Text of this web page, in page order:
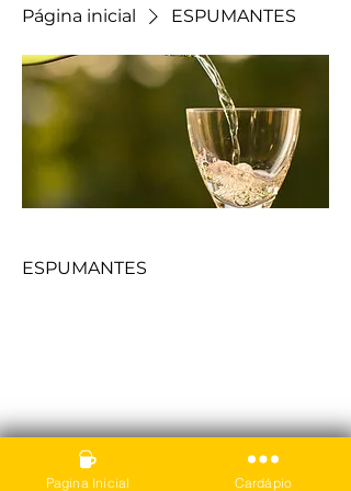
Página inicial ESPUMANTES
ESPUMANTES
Ainda não há produtos
aqui
Pagina Inicial Cardápio